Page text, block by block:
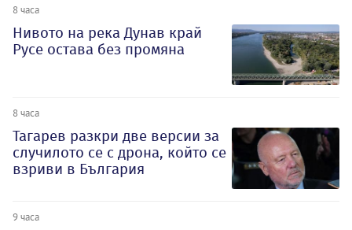
8 часа
Нивото на река Дунав край
Русе остава без промяна
8 часа
Тагарев разкри две версии за
случилото се с дрона, който се
взриви в България
9 часа